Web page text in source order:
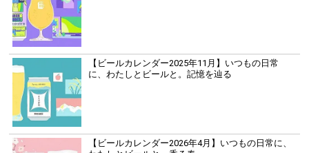
【ビールカレンダー2025年11月】いつもの日常
に、わたしとビールと。記憶を辿る
【ビールカレンダー2026年4月】いつもの日常に、